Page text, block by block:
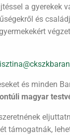
a gyerekek
és
és minden
magyar
támogatnák,